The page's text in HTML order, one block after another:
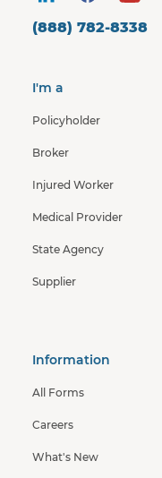
(888) 782-8338
I'm a
Policyholder
Broker
Injured Worker
Medical Provider
State Agency
Supplier
Information
All Forms
Careers
What's New